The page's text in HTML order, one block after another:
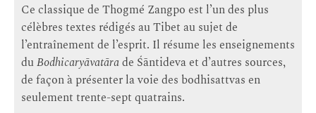
Ce classique de Thogmé Zangpo est l’un des plus
célèbres textes rédigés au Tibet au sujet de
l’entraînement de l’esprit. Il résume les enseignements
duBodhicaryāvatārade Śāntideva et d’autres sources,
de façon à présenter la voie des bodhisattvas en
seulement trente-sept quatrains.